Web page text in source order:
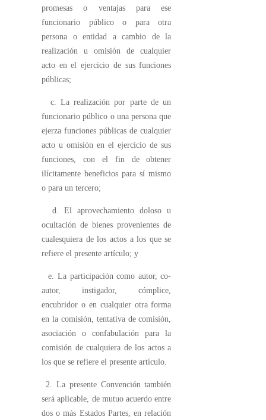
promesas o ventajas para ese
funcionario público o para otra
persona o entidad a cambio de la
realización u omisión de cualquier
acto en el ejercicio de sus funciones
públicas;
c. La realización por parte de un
funcionario público o una persona que
ejerza funciones públicas de cualquier
acto u omisión en el ejercicio de sus
funciones, con el fin de obtener
ilícitamente beneficios para sí mismo
o para un tercero;
d. El aprovechamiento doloso u
ocultación de bienes provenientes de
cualesquiera de los actos a los que se
refiere el presente artículo; y
e. La participación como autor, co-
autor, instigador, cómplice,
encubridor o en cualquier otra forma
en la comisión, tentativa de comisión,
asociación o confabulación para la
comisión de cualquiera de los actos a
los que se refiere el presente artículo.
2. La presente Convención también
será aplicable, de mutuo acuerdo entre
dos o más Estados Partes, en relación